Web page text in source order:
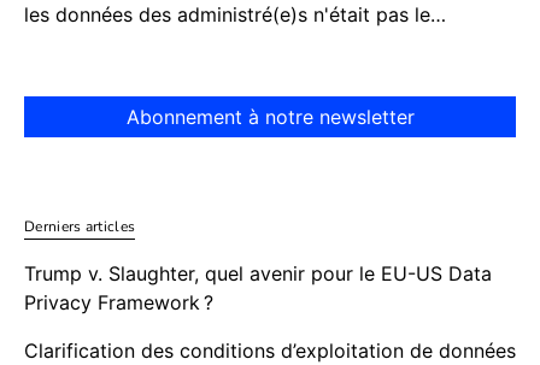
les données des administré(e)s n'était pas le…
Abonnement à notre newsletter
Derniers articles
Trump v. Slaughter, quel avenir pour le EU-US Data
Privacy Framework ?
Clarification des conditions d’exploitation de données